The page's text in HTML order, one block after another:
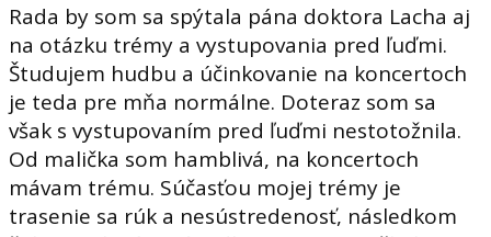
Rada by som sa spýtala pána doktora Lacha aj
na otázku trémy a vystupovania pred ľuďmi.
Študujem hudbu a účinkovanie na koncertoch
je teda pre mňa normálne. Doteraz som sa
však s vystupovaním pred ľuďmi nestotožnila.
Od malička som hamblivá, na koncertoch
mávam trému. Súčasťou mojej trémy je
trasenie sa rúk a nesústredenosť, následkom